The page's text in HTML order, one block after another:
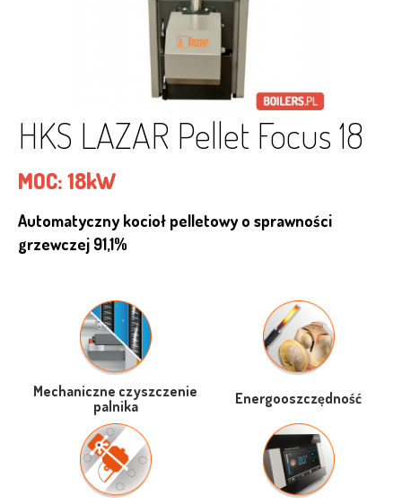
HKS LAZAR Pellet Focus 18
MOC:18kW
Automatyczny kocioł pelletowy o sprawności
grzewczej 91,1%
Mechaniczne czyszczenie
palnika
Energooszczędność